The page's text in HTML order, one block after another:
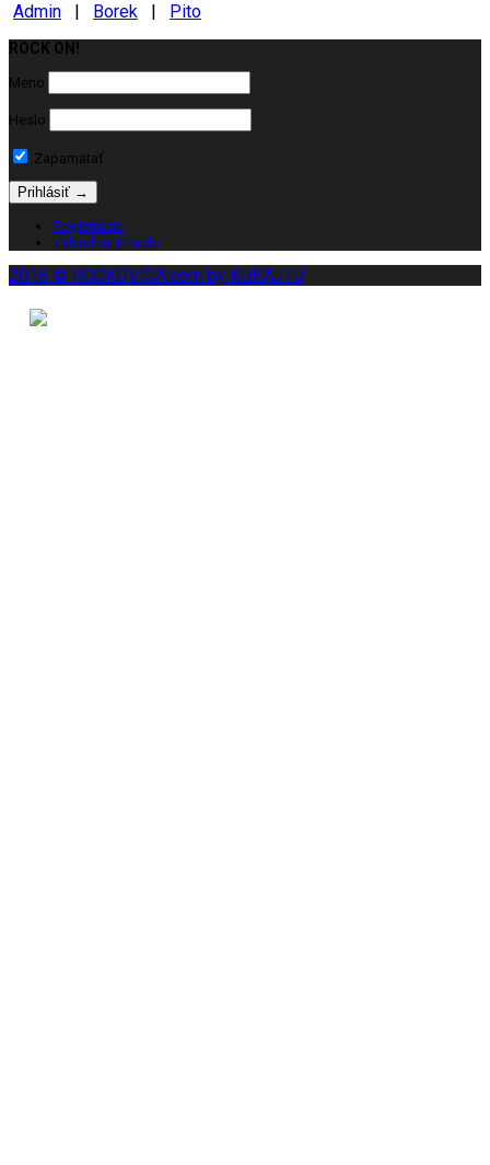
Admin | Borek | Pito
Milujeme ROCK
ROCK ON!
Meno
Heslo
Zapamätať
Registrácia
Zabudnuté heslo
2016 © ROCKOVICA.com by KUKAJTU